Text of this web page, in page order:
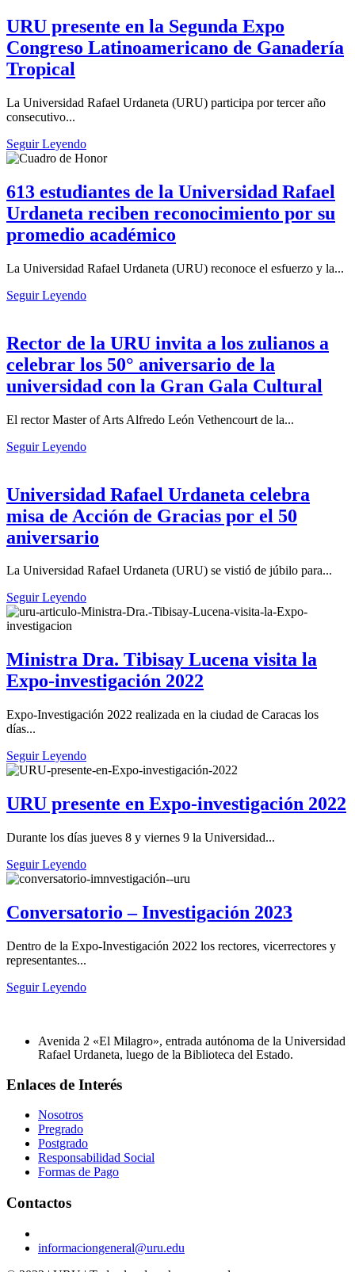
URU presente en la Segunda Expo
Congreso Latinoamericano de Ganadería
Tropical
La Universidad Rafael Urdaneta (URU) participa por tercer año
consecutivo...
Seguir Leyendo
613 estudiantes de la Universidad Rafael
Urdaneta reciben reconocimiento por su
promedio académico
La Universidad Rafael Urdaneta (URU) reconoce el esfuerzo y la...
Seguir Leyendo
Rector de la URU invita a los zulianos a
celebrar los 50° aniversario de la
universidad con la Gran Gala Cultural
El rector Master of Arts Alfredo León Vethencourt de la...
Seguir Leyendo
Universidad Rafael Urdaneta celebra
misa de Acción de Gracias por el 50
aniversario
La Universidad Rafael Urdaneta (URU) se vistió de júbilo para...
Seguir Leyendo
Ministra Dra. Tibisay Lucena visita la
Expo-investigación 2022
Expo-Investigación 2022 realizada en la ciudad de Caracas los
días...
Seguir Leyendo
URU presente en Expo-investigación 2022
Durante los días jueves 8 y viernes 9 la Universidad...
Seguir Leyendo
Conversatorio – Investigación 2023
Dentro de la Expo-Investigación 2022 los rectores, vicerrectores y
representantes...
Seguir Leyendo
Avenida 2 «El Milagro», entrada autónoma de la Universidad
Rafael Urdaneta, luego de la Biblioteca del Estado.
Enlaces de Interés
Nosotros
Pregrado
Postgrado
Responsabilidad Social
Formas de Pago
Contactos
informaciongeneral@uru.edu